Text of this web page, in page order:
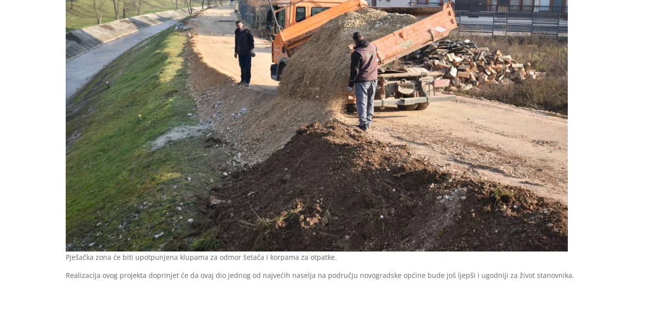
Pješačka zona će biti upotpunjena klupama za odmor šetača i korpama za otpatke.
Realizacija ovog projekta doprinjet će da ovaj dio jednog od najvećih naselja na području novogradske općine bude još ljepši i ugodniji za život stanovnika.